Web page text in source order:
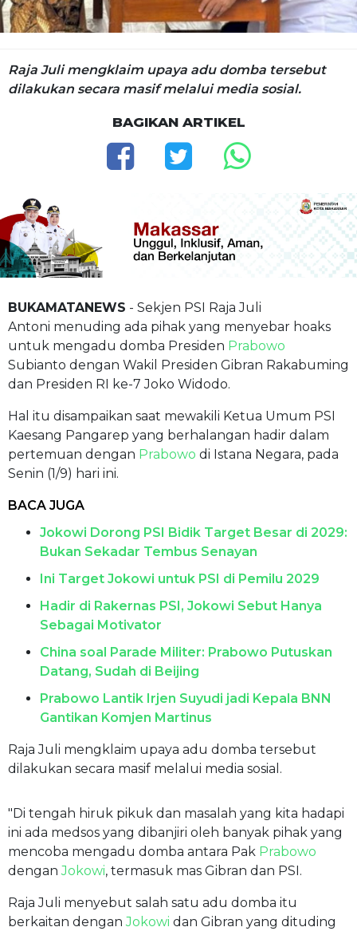
Raja Juli mengklaim upaya adu domba tersebut
dilakukan secara masif melalui media sosial.
BAGIKAN ARTIKEL
BUKAMATANEWS - Sekjen PSI Raja Juli
Antoni menuding ada pihak yang menyebar hoaks
untuk mengadu domba Presiden Prabowo
Subianto dengan Wakil Presiden Gibran Rakabuming
dan Presiden RI ke-7 Joko Widodo.
Hal itu disampaikan saat mewakili Ketua Umum PSI
Kaesang Pangarep yang berhalangan hadir dalam
pertemuan dengan Prabowo di Istana Negara, pada
Senin (1/9) hari ini.
BACA JUGA
Jokowi Dorong PSI Bidik Target Besar di 2029:
Bukan Sekadar Tembus Senayan
Ini Target Jokowi untuk PSI di Pemilu 2029
Hadir di Rakernas PSI, Jokowi Sebut Hanya
Sebagai Motivator
China soal Parade Militer: Prabowo Putuskan
Datang, Sudah di Beijing
Prabowo Lantik Irjen Suyudi jadi Kepala BNN
Gantikan Komjen Martinus
Raja Juli mengklaim upaya adu domba tersebut
dilakukan secara masif melalui media sosial.
"Di tengah hiruk pikuk dan masalah yang kita hadapi
ini ada medsos yang dibanjiri oleh banyak pihak yang
mencoba mengadu domba antara Pak Prabowo
denganJokowi, termasuk mas Gibran dan PSI.
Raja Juli menyebut salah satu adu domba itu
berkaitan denganJokowi dan Gibran yang dituding